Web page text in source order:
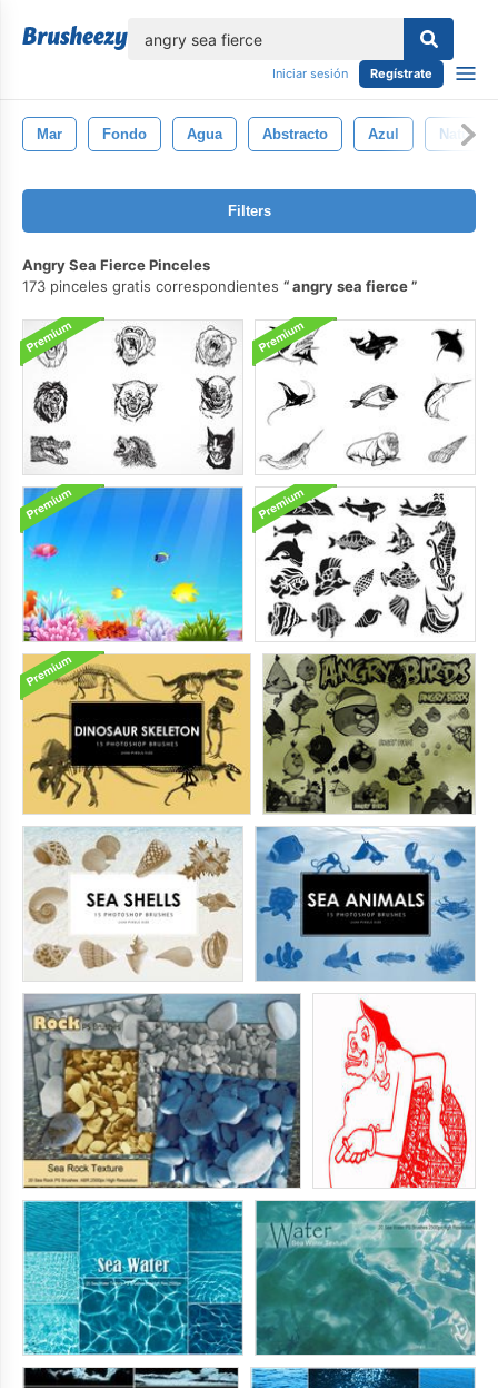
Iniciar sesión Regístrate
Mar Fondo Agua Abstracto Azul
Filters
Angry Sea Fierce Pinceles
173 pinceles gratis correspondientes
angry sea fierce